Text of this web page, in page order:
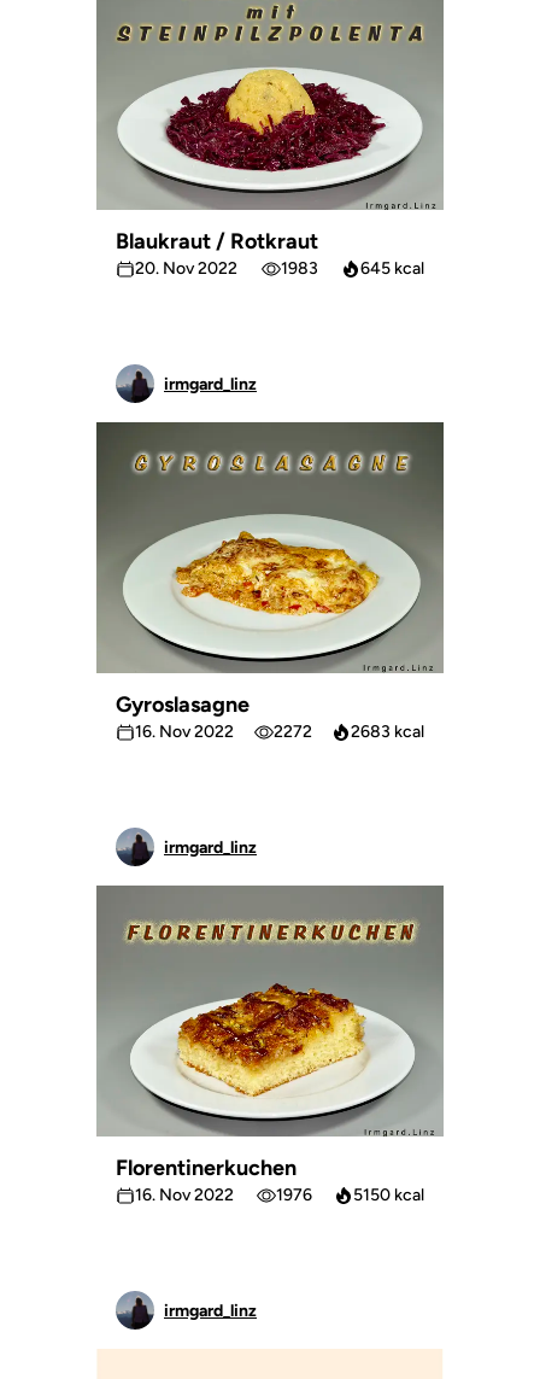
Blaukraut / Rotkraut
20. Nov 2022 1983 645 kcal
irmgard_linz
Gyroslasagne
16. Nov 2022 2272 2683 kcal
irmgard_linz
Florentinerkuchen
16. Nov 2022 1976 5150 kcal
irmgard_linz